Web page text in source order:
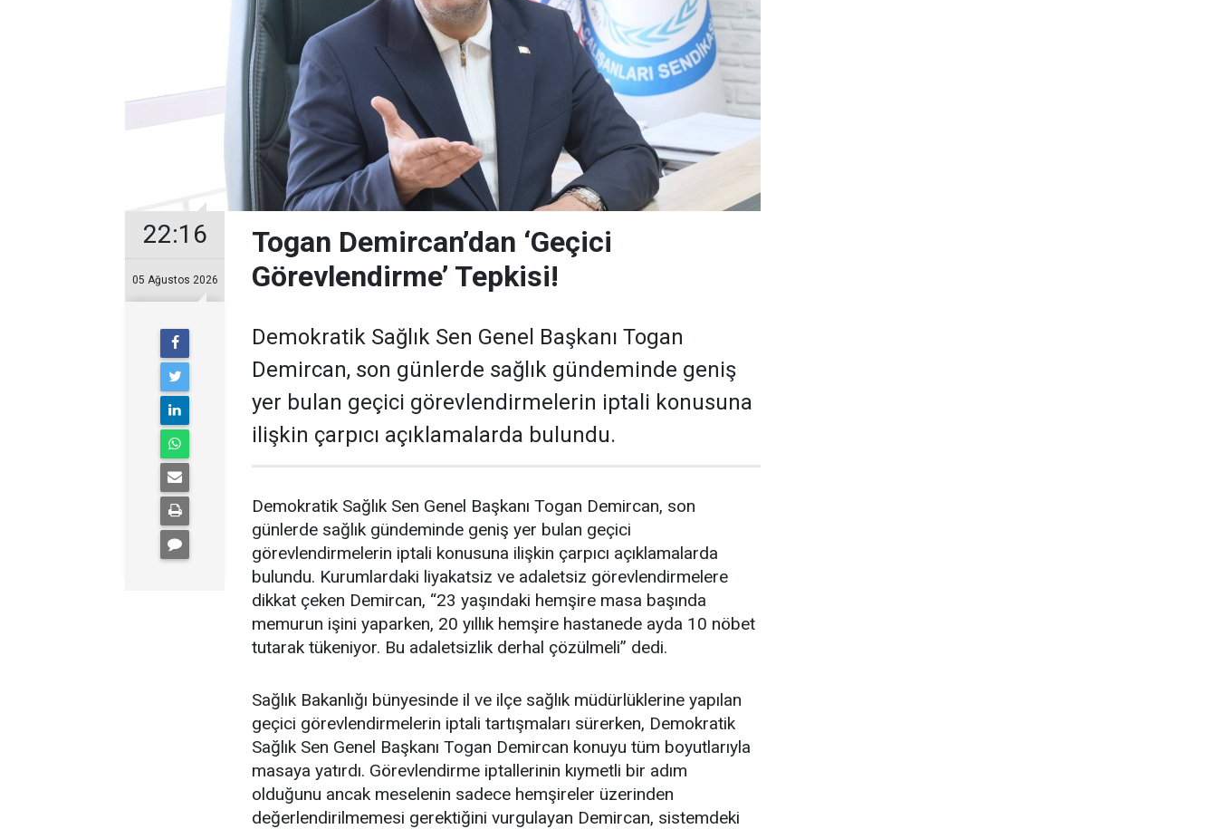
22:16
05 Ağustos 2026
Togan Demircan’dan ‘Geçici
Görevlendirme’ Tepkisi!
Demokratik Sağlık Sen Genel Başkanı Togan
Demircan, son günlerde sağlık gündeminde geniş
yer bulan geçici görevlendirmelerin iptali konusuna
ilişkin çarpıcı açıklamalarda bulundu.
Demokratik Sağlık Sen Genel Başkanı Togan Demircan, son
günlerde sağlık gündeminde geniş yer bulan geçici
görevlendirmelerin iptali konusuna ilişkin çarpıcı açıklamalarda
bulundu. Kurumlardaki liyakatsiz ve adaletsiz görevlendirmelere
dikkat çeken Demircan, “23 yaşındaki hemşire masa başında
memurun işini yaparken, 20 yıllık hemşire hastanede ayda 10 nöbet
tutarak tükeniyor. Bu adaletsizlik derhal çözülmeli” dedi.
Sağlık Bakanlığı bünyesinde il ve ilçe sağlık müdürlüklerine yapılan
geçici görevlendirmelerin iptali tartışmaları sürerken, Demokratik
Sağlık Sen Genel Başkanı Togan Demircan konuyu tüm boyutlarıyla
masaya yatırdı. Görevlendirme iptallerinin kıymetli bir adım
olduğunu ancak meselenin sadece hemşireler üzerinden
değerlendirilmemesi gerektiğini vurgulayan Demircan, sistemdeki